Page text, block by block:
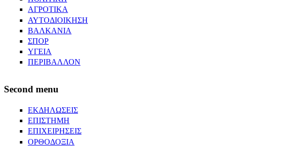
ΑΓΡΟΤΙΚΑ
ΑΥΤΟΔΙΟΙΚΗΣΗ
ΒΑΛΚΑΝΙΑ
ΣΠΟΡ
ΥΓΕΙΑ
ΠΕΡΙΒΑΛΛΟΝ
Second menu
ΕΚΔΗΛΩΣΕΙΣ
ΕΠΙΣΤΗΜΗ
ΕΠΙΧΕΙΡΗΣΕΙΣ
ΟΡΘΟΔΟΞΙΑ